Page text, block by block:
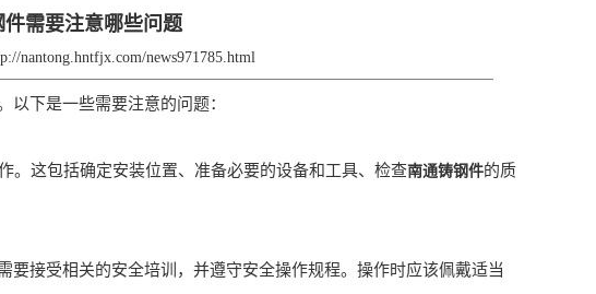
需要注意哪些问题
nantong.hntfjx.com/news971785.html
以下是一些需要注意的问题：
。这包括确定安装位置、准备必要的设备和工具、检查南通铸钢件的质
要接受相关的安全培训，并遵守安全操作规程。操作时应该佩戴适当